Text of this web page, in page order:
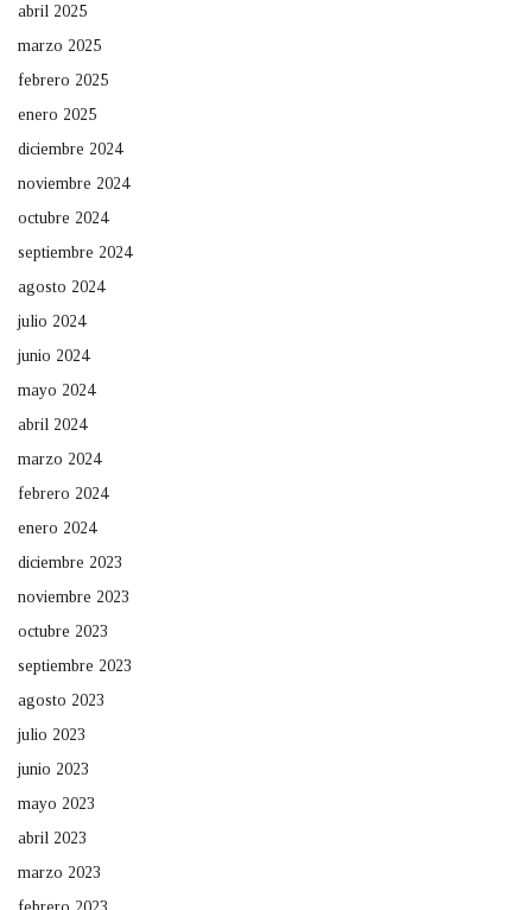
abril 2025
marzo 2025
febrero 2025
enero 2025
diciembre 2024
noviembre 2024
octubre 2024
septiembre 2024
agosto 2024
julio 2024
junio 2024
mayo 2024
abril 2024
marzo 2024
febrero 2024
enero 2024
diciembre 2023
noviembre 2023
octubre 2023
septiembre 2023
agosto 2023
julio 2023
junio 2023
mayo 2023
abril 2023
marzo 2023